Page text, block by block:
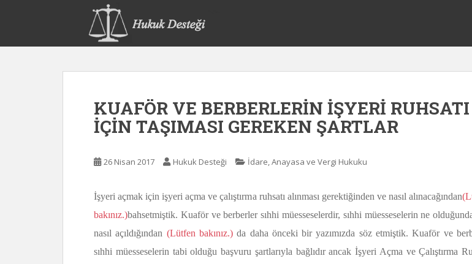
p
KUAFÖR VE BERBERLERİN İŞYERİ RUHSATI
İÇİN TAŞIMASI GEREKEN ŞARTLAR
26 Nisan 2017 Hukuk Desteği İdare, Anayasa ve Vergi Hukuku
İşyeri açmak için işyeri açma ve çalıştırma ruhsatı alınması gerektiğinden ve nasıl alınacağından
bakınız.)bahsetmiştik. Kuaför ve berberler sıhhi müesseselerdir, sıhhi müesseselerin ne
nasıl açıldığından (Lütfen bakınız.)da daha önceki bir yazımızda söz etmiştik. Kuaför ve
sıhhi müesseselerin tabi olduğu başvuru şartlarıyla bağlıdır ancak İşyeri Açma ve Çalıştırma